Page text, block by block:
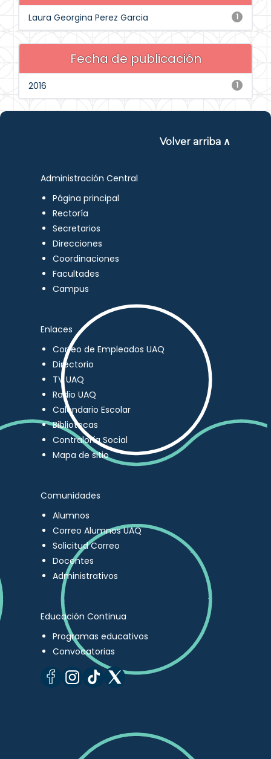
1
Laura Georgina Perez Garcia
Fecha de publicación
1
2016
Volver arriba ∧
Administración Central
Página principal
Rectoría
Secretarios
Direcciones
Coordinaciones
Facultades
Campus
Enlaces
Correo de Empleados UAQ
Directorio
TV UAQ
Radio UAQ
Calendario Escolar
Bibliotecas
Contraloría Social
Mapa de sitio
Comunidades
Alumnos
Correo Alumnos UAQ
Solicitud Correo
Docentes
Administrativos
Educación Continua
Programas educativos
Convocatorias